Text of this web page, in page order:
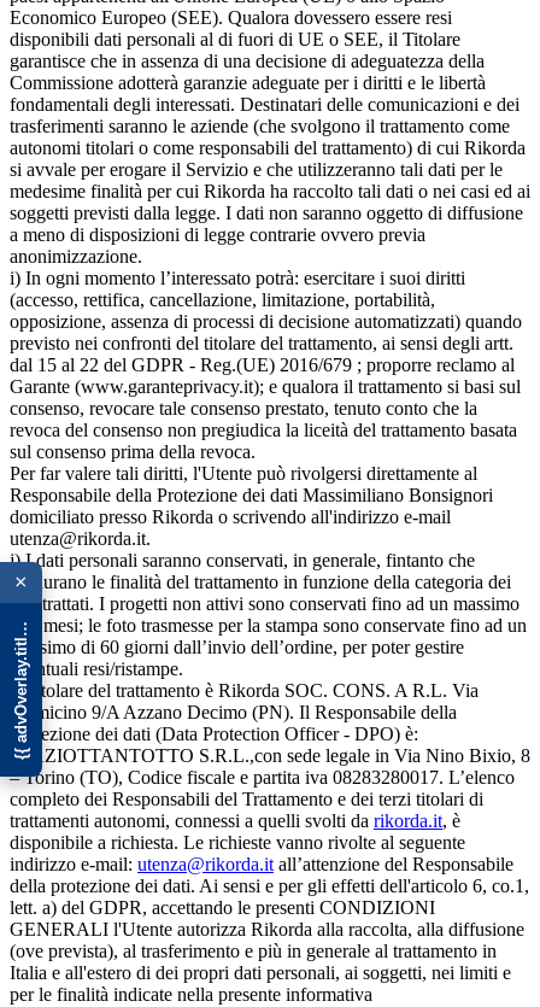
×
{{ advOverlay.title || 'Promo' }}
Economico Europeo (SEE). Qualora dovessero essere resi
disponibili dati personali al di fuori di UE o SEE, il Titolare
garantisce che in assenza di una decisione di adeguatezza della
Commissione adotterà garanzie adeguate per i diritti e le libertà
fondamentali degli interessati. Destinatari delle comunicazioni e dei
trasferimenti saranno le aziende (che svolgono il trattamento come
autonomi titolari o come responsabili del trattamento) di cui Rikorda
si avvale per erogare il Servizio e che utilizzeranno tali dati per le
medesime finalità per cui Rikorda ha raccolto tali dati o nei casi ed ai
soggetti previsti dalla legge. I dati non saranno oggetto di diffusione
a meno di disposizioni di legge contrarie ovvero previa
anonimizzazione.
i) In ogni momento l’interessato potrà: esercitare i suoi diritti
(accesso, rettifica, cancellazione, limitazione, portabilità,
opposizione, assenza di processi di decisione automatizzati) quando
previsto nei confronti del titolare del trattamento, ai sensi degli artt.
dal 15 al 22 del GDPR - Reg.(UE) 2016/679 ; proporre reclamo al
Garante (www.garanteprivacy.it); e qualora il trattamento si basi sul
consenso, revocare tale consenso prestato, tenuto conto che la
revoca del consenso non pregiudica la liceità del trattamento basata
sul consenso prima della revoca.
Per far valere tali diritti, l'Utente può rivolgersi direttamente al
Responsabile della Protezione dei dati Massimiliano Bonsignori
domiciliato presso Rikorda o scrivendo all'indirizzo e-mail
utenza@rikorda.it.
j) I dati personali saranno conservati, in generale, fintanto che
perdurano le finalità del trattamento in funzione della categoria dei
dati trattati. I progetti non attivi sono conservati fino ad un massimo
di 6 mesi; le foto trasmesse per la stampa sono conservate fino ad un
massimo di 60 giorni dall’invio dell’ordine, per poter gestire
eventuali resi/ristampe.
k)Titolare del trattamento è Rikorda SOC. CONS. A R.L. Via
Fiumicino 9/A Azzano Decimo (PN). Il Responsabile della
Protezione dei dati (Data Protection Officer - DPO) è:
SPAZIOTTANTOTTO S.R.L.,con sede legale in Via Nino Bixio, 8
– Torino (TO), Codice fiscale e partita iva 08283280017. L’elenco
completo dei Responsabili del Trattamento e dei terzi titolari di
trattamenti autonomi, connessi a quelli svolti da rikorda.it, è
disponibile a richiesta. Le richieste vanno rivolte al seguente
indirizzo e-mail: utenza@rikorda.it all’attenzione del Responsabile
della protezione dei dati. Ai sensi e per gli effetti dell'articolo 6, co.1,
lett. a) del GDPR, accettando le presenti CONDIZIONI
GENERALI l'Utente autorizza Rikorda alla raccolta, alla diffusione
(ove prevista), al trasferimento e più in generale al trattamento in
Italia e all'estero di dei propri dati personali, ai soggetti, nei limiti e
per le finalità indicate nella presente informativa